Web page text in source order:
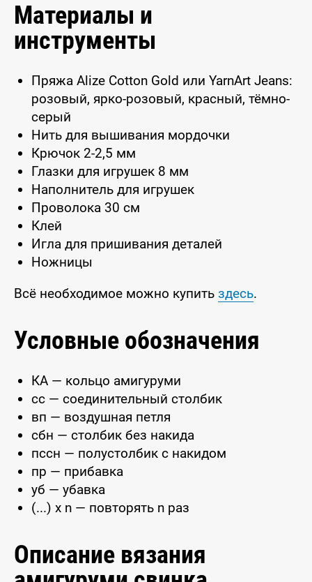
Материалы и
инструменты
Пряжа Alize Cotton Gold или YarnArt Jeans:
розовый, ярко-розовый, красный, тёмно-
серый
Нить для вышивания мордочки
Крючок 2-2,5 мм
Глазки для игрушек 8 мм
Наполнитель для игрушек
Проволока 30 см
Клей
Игла для пришивания деталей
Ножницы
Всё необходимое можно купить здесь.
Условные обозначения
КА — кольцо амигуруми
сс — соединительный столбик
вп — воздушная петля
сбн — столбик без накида
пссн — полустолбик с накидом
пр — прибавка
уб — убавка
(...) x n — повторять n раз
Описание вязания